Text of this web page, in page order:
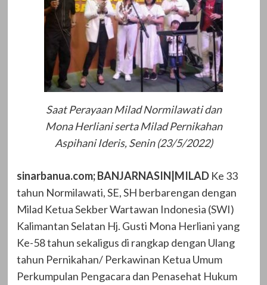
Saat Perayaan Milad Normilawati dan
Mona Herliani serta Milad Pernikahan
Aspihani Ideris, Senin (23/5/2022)
sinarbanua.com; BANJARNASIN|MILADKe 33
tahun Normilawati, SE, SH berbarengan dengan
Milad Ketua Sekber Wartawan Indonesia (SWI)
Kalimantan Selatan Hj. Gusti Mona Herliani yang
Ke-58 tahun sekaligus di rangkap dengan Ulang
tahun Pernikahan/ Perkawinan Ketua Umum
Perkumpulan Pengacara dan Penasehat Hukum